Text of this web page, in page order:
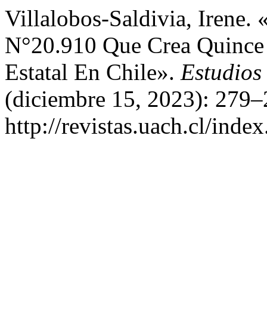
Villalobos-Saldivia, Irene.
N°20.910 Que Crea
Estatal En Chile».
(diciembre 15, 2023):
http://revistas.uach.cl/